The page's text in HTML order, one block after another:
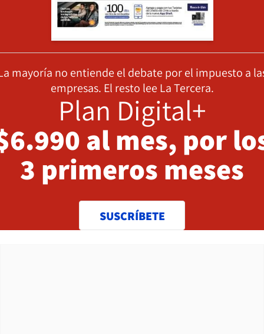
mayoría no entiende el debate por el impuesto a
empresas. El resto lee La Tercera.
Plan Digital+
al mes, por
3 primeros meses
SUSCRÍBETE